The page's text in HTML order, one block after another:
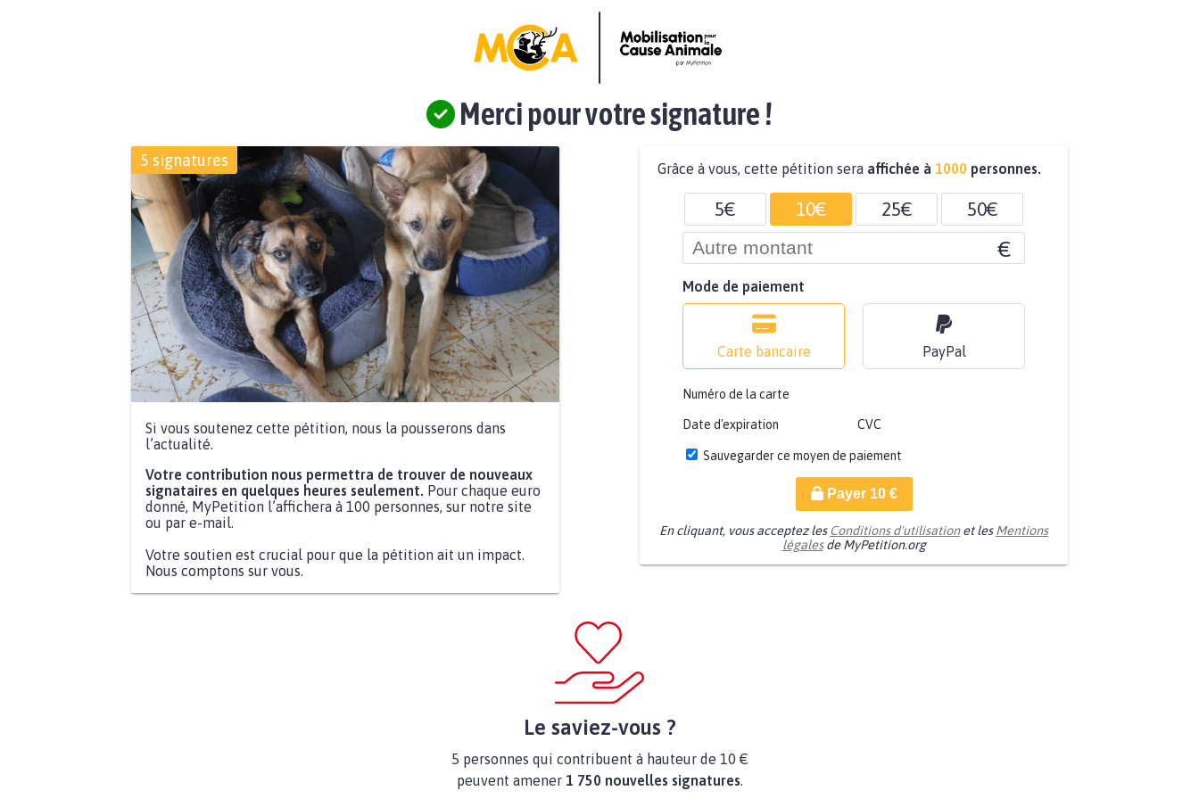
Merci pour votre signature !
5 signatures
Si vous soutenez cette pétition, nous la pousserons dans
l’actualité.
Votre contribution nous permettra de trouver de nouveaux
signataires en quelques heures seulement. Pour chaque euro
donné, MyPetition l’affichera à 100 personnes, sur notre site
ou par e-mail.
Votre soutien est crucial pour que la pétition ait un impact.
Nous comptons sur vous.
Grâce à vous, cette pétition sera affichée à 1000 personnes.
5€ 10€ 25€ 50€
€
Mode de paiement
Carte bancaire PayPal
Numéro de la carte
Date d'expiration CVC
Sauvegarder ce moyen de paiement
Payer 10€
En cliquant, vous acceptez les Conditions d'utilisationet lesMentions
légalesde MyPetition.org
Le saviez-vous ?
5 personnes qui contribuent à hauteur de 10 €
peuvent amener 1 750 nouvelles signatures.